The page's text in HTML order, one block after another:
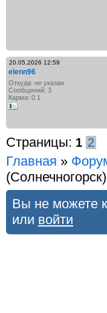
20.05.2026 12:59
elenn96
Откуда: не указан
Сообщений: 3
Карма: 0.1
Страницы: 1 2
Главная »
Вы не можете
или войти